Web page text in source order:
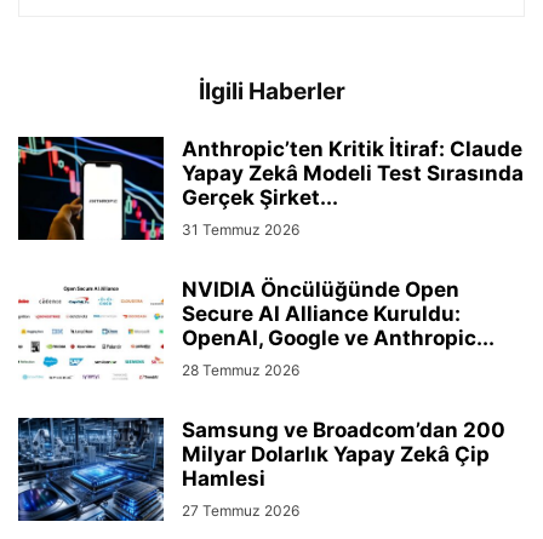
İlgili Haberler
Anthropic’ten Kritik İtiraf: Claude
Yapay Zekâ Modeli Test Sırasında
Gerçek Şirket...
31 Temmuz 2026
NVIDIA Öncülüğünde Open
Secure AI Alliance Kuruldu:
OpenAI, Google ve Anthropic...
28 Temmuz 2026
Samsung ve Broadcom’dan 200
Milyar Dolarlık Yapay Zekâ Çip
Hamlesi
27 Temmuz 2026